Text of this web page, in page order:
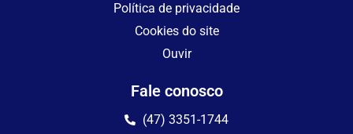
Política de privacidade
Cookies do site
Ouvir
Fale conosco
(47) 3351-1744